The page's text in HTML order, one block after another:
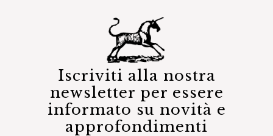
Iscriviti alla nostra
newsletter per essere
informato su novità e
approfondimenti